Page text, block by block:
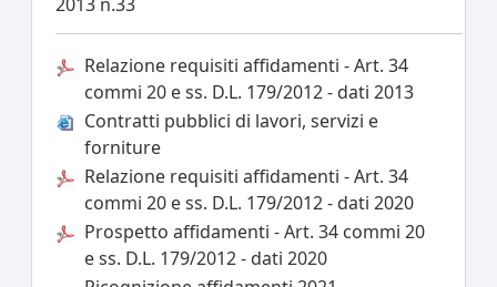
Relazione requisiti affidamenti - Art. 34
commi 20 e ss. D.L. 179/2012 - dati 2013
Contratti pubblici di lavori, servizi e
forniture
Relazione requisiti affidamenti - Art. 34
commi 20 e ss. D.L. 179/2012 - dati 2020
Prospetto affidamenti - Art. 34 commi 20
e ss. D.L. 179/2012 - dati 2020